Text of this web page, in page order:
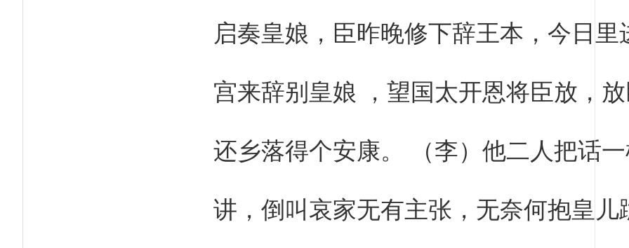
启奏皇娘，臣昨晚修下辞王本，今日里
宫来辞别皇娘 ，望国太开恩将臣放，
还乡落得个安康。 （李）他二人把话
讲，倒叫哀家无有主张，无奈何抱皇儿